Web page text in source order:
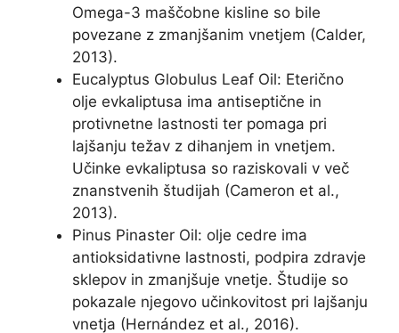
Omega-3 maščobne kisline so bile
povezane z zmanjšanim vnetjem (Calder,
2013).
Eucalyptus Globulus Leaf Oil: Eterično
olje evkaliptusa ima antiseptične in
protivnetne lastnosti ter pomaga pri
lajšanju težav z dihanjem in vnetjem.
Učinke evkaliptusa so raziskovali v več
znanstvenih študijah (Cameron et al.,
2013).
Pinus Pinaster Oil: olje cedre ima
antioksidativne lastnosti, podpira zdravje
sklepov in zmanjšuje vnetje. Študije so
pokazale njegovo učinkovitost pri lajšanju
vnetja (Hernández et al., 2016).